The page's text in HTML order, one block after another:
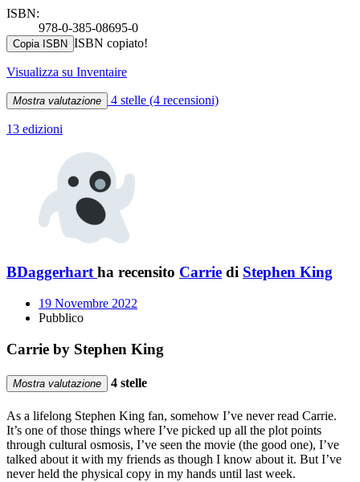
ISBN:
978-0-385-08695-0
Copia ISBN ISBN copiato!
Visualizza su Inventaire
Mostra valutazione 4 stelle (4 recensioni)
13 edizioni
BDaggerhart ha recensito Carrie di Stephen King
19 Novembre 2022
Pubblico
Carrie by Stephen King
Mostra valutazione 4 stelle
As a lifelong Stephen King fan, somehow I’ve never read Carrie.
It’s one of those things where I’ve picked up all the plot points
through cultural osmosis, I’ve seen the movie (the good one), I’ve
talked about it with my friends as though I know about it. But I’ve
never held the physical copy in my hands until last week.